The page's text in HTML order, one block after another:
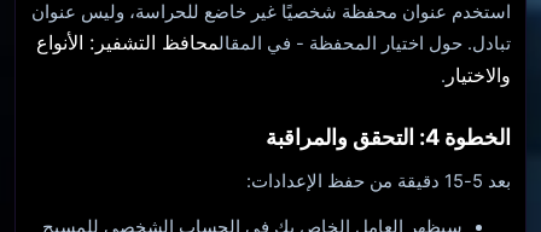
استخدم عنوان محفظة شخصيًا غير خاضع للحراسة، وليس عنوان
تبادل. حول اختيار المحفظة - في المقالمحافظ التشفير: الأنواع
والاختيار .
الخطوة 4: التحقق والمراقبة
بعد 5-15 دقيقة من حفظ الإعدادات:
سيظهر العامل الخاص بك في الحساب الشخصي للمسبح